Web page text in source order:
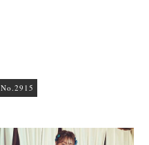
No.2915